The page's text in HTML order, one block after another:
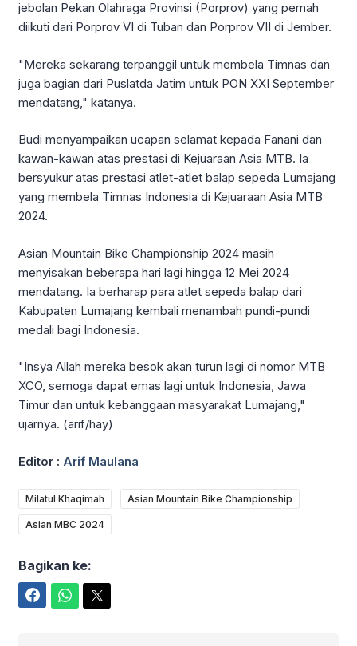
jebolan Pekan Olahraga Provinsi (Porprov) yang pernah
diikuti dari Porprov VI di Tuban dan Porprov VII di Jember.
"Mereka sekarang terpanggil untuk membela Timnas dan
juga bagian dari Puslatda Jatim untuk PON XXI September
mendatang," katanya.
Budi menyampaikan ucapan selamat kepada Fanani dan
kawan-kawan atas prestasi di Kejuaraan Asia MTB. Ia
bersyukur atas prestasi atlet-atlet balap sepeda Lumajang
yang membela Timnas Indonesia di Kejuaraan Asia MTB
2024.
Asian Mountain Bike Championship 2024 masih
menyisakan beberapa hari lagi hingga 12 Mei 2024
mendatang. Ia berharap para atlet sepeda balap dari
Kabupaten Lumajang kembali menambah pundi-pundi
medali bagi Indonesia.
"Insya Allah mereka besok akan turun lagi di nomor MTB
XCO, semoga dapat emas lagi untuk Indonesia, Jawa
Timur dan untuk kebanggaan masyarakat Lumajang,"
ujarnya. (arif/hay)
Editor : Arif Maulana
Milatul Khaqimah Asian Mountain Bike Championship
Asian MBC 2024
Bagikan ke: